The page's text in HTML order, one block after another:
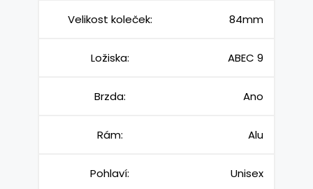
Velikost koleček: 84mm
Ložiska: ABEC 9
Brzda: Ano
Rám: Alu
Pohlaví: Unisex